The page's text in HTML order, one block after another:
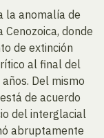
la anomalía de
donde
de extinción
al final del
Del mismo
de acuerdo
del interglacial
abruptamente